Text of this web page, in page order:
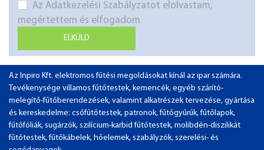
Az Adatkezelési Szabályzatot elolvastam,
megértettem és elfogadom
ELKÜLD
Az Inpiro Kft. elektromos fűtési megoldásokat kínál az ipar számára.
Tevékenysége villamos fűtőtestek, kemencék, egyéb szárító-
melegítő-fűtőberendezések, valamint alkatrészek tervezése, gyártása
és kereskedelme: csőfűtőtestek, patronok, fűtőgyűrűk, fűtőlapok,
fűtőfóliák, sugárzók, szilícium-karbid fűtőtestek, molibdén-diszilikát
fűtőtestek, fűtőkábelek, hőelemek, szabályzók, szerelési- és